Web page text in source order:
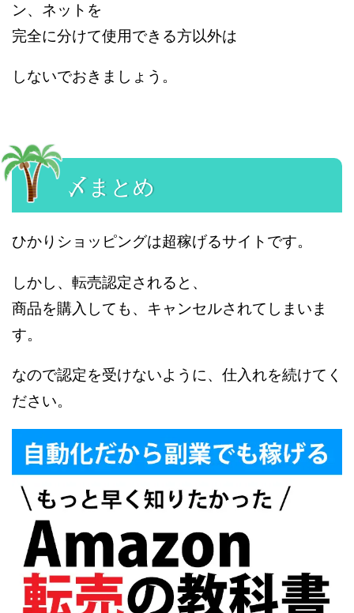
ン、ネットを
完全に分けて使用できる方以外は
しないでおきましょう。
〆まとめ
ひかりショッピングは超稼げるサイトです。
しかし、転売認定されると、
商品を購入しても、キャンセルされてしまいま
す。
なので認定を受けないように、仕入れを続けてく
ださい。